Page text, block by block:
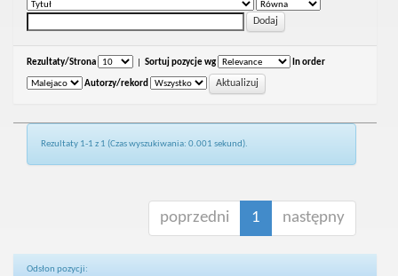
Rezultaty/Strona Sortuj pozycje wg In order
Autorzy/rekord
Rezultaty 1-1 z 1 (Czas wyszukiwania: 0.001 sekund).
poprzedni 1 następny
Odsłon pozycji: